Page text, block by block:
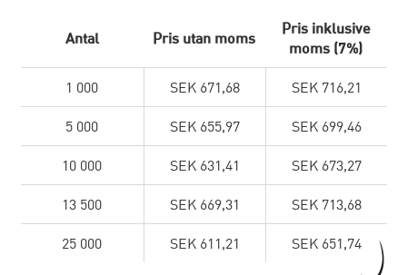
Antal Pris utan moms
Pris inklusive
moms (7%)
1 000 SEK 671,68 SEK 716,21
5 000 SEK 655,97 SEK 699,46
10 000 SEK 631,41 SEK 673,27
13 500 SEK 669,31 SEK 713,68
25 000 SEK 611,21 SEK 651,74